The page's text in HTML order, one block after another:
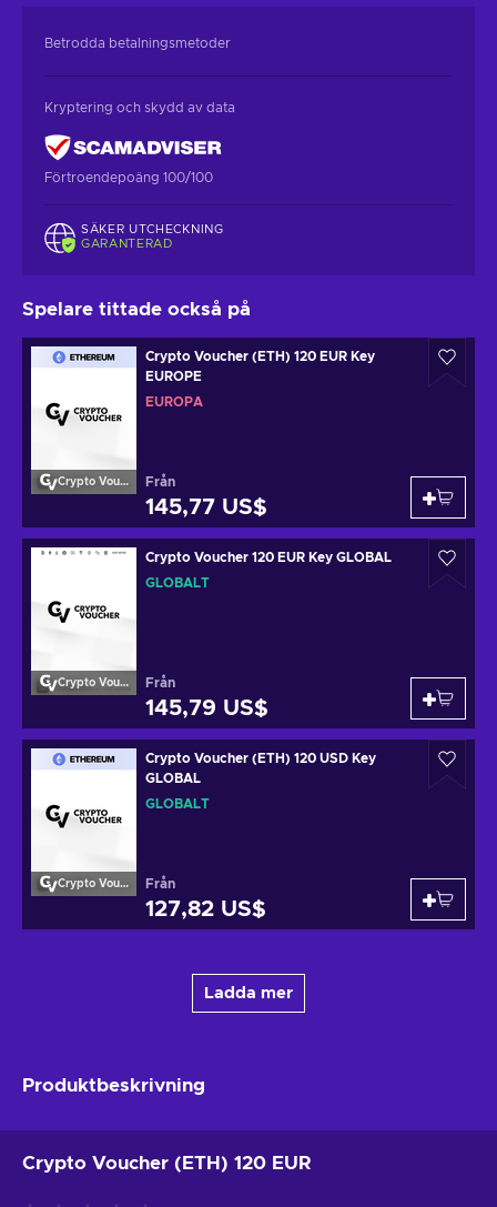
Betrodda betalningsmetoder
Kryptering och skydd av data
Förtroendepoäng 100/100
SÄKER UTCHECKNING
GARANTERAD
Spelare tittade också på
Crypto Voucher
Crypto Voucher (ETH) 120 EUR Key
EUROPE
EUROPA
Från
145,77 US$
Crypto Voucher
Crypto Voucher 120 EUR Key GLOBAL
GLOBALT
Från
145,79 US$
Crypto Voucher
Crypto Voucher (ETH) 120 USD Key
GLOBAL
GLOBALT
Från
127,82 US$
Ladda mer
Produktbeskrivning
Crypto Voucher (ETH) 120 EUR